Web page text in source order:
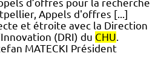
d’offres pour la recherche
Appels d'offres [...]
et étroite avec la Direction
(DRI) du CHU.
MATECKI Président